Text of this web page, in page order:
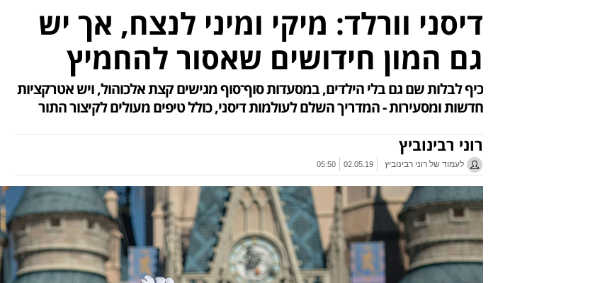
דיסני וורלד: מיקי ומיני לנצח, אך יש
גם המון חידושים שאסור להחמיץ
כיף לבלות שם גם בלי הילדים, במסעדות סוף־סוף מגישים קצת אלכוהול, ויש אטרקציות
חדשות ומסעירות - המדריך השלם לעולמות דיסני, כולל טיפים מעולים לקיצור התור
רוני רבינוביץ
לעמוד של רוני רבינוביץ 02.05.19
05:50